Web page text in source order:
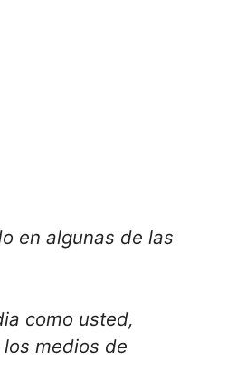
en algunas de las
como usted,
medios de